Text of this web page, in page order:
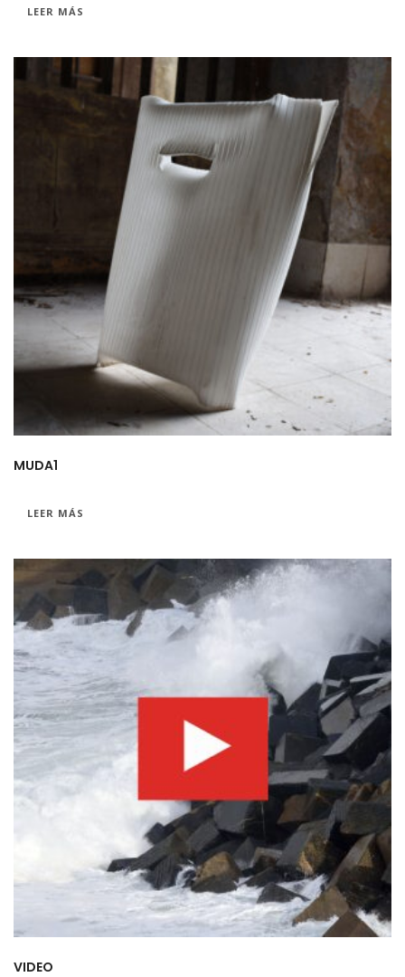
LEER MÁS
MUDA1
LEER MÁS
VIDEO